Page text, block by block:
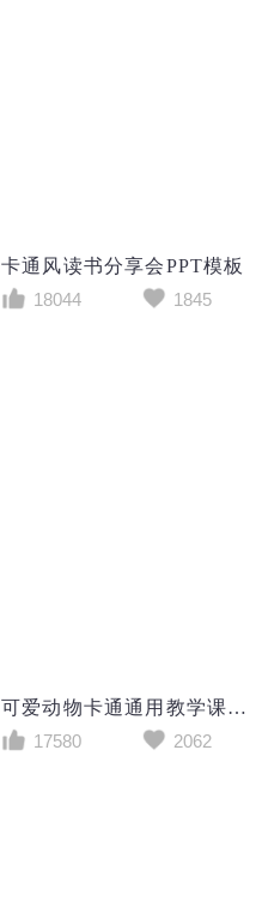
卡通风读书分享会PPT模板
18044
1845
可爱动物卡通通用教学课件PPT 模板
17580
2062